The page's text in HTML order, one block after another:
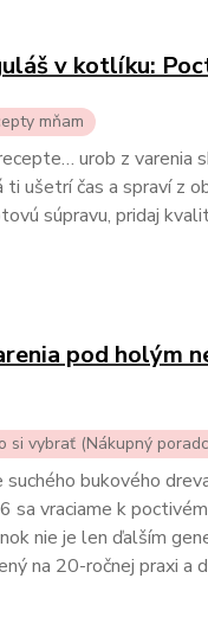
v kotlíku:
mňam
urob z varenia
ušetrí čas a spraví z
súpravu, pridaj
pod holým
si vybrať (Nákupný
suchého bukového
sa vraciame k
nie je len ďalším
na 20-ročnej praxi a